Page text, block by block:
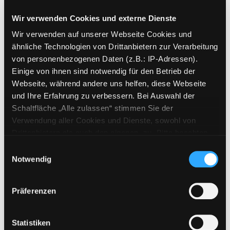
Wir verwenden Cookies und externe Dienste
Wir verwenden auf unserer Webseite Cookies und
ähnliche Technologien von Drittanbietern zur Verarbeitung
von personenbezogenen Daten (z.B.: IP-Adressen).
Einige von ihnen sind notwendig für den Betrieb der
Webseite, während andere uns helfen, diese Webseite
und Ihre Erfahrung zu verbessern. Bei Auswahl der
Schaltfläche „Alle zulassen“ stimmen Sie der
Verwendung aller Cookies und Dienste, sowohl von
Cookies von Drittanbietern, eine Verarbeitung in
unsicheren Drittländern (Länder außerhalb des EWR
ohne adäquates Datenschutzniveau) stattfinden kann. In
diesem Zusammenhang können aktuell Risiken für
Eine Verarbeitung durch solche Cookies oder Dienste
Notwendig
Präferenzen
Statistiken
Exemplar-Details von Heut machen wir ein
Picknick
wie-geht-was-Geschichten zum
Vorlesen für Demenzkranke
Verfasser:Strätling, UlrikeSuche nach
Jahr: 2021
Verlag:Gießen, Brunnen-Verl.
Mediengruppe: Sachbuch
Tiergeschichten
Suche nach